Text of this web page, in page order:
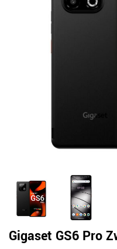
Gigaset GS6 Pro